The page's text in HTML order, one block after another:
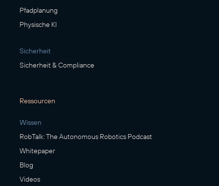
Pfadplanung
Physische KI
Sicherheit
Sicherheit & Compliance
Ressourcen
Wissen
RobTalk: The Autonomous Robotics Podcast
Whitepaper
Blog
Videos